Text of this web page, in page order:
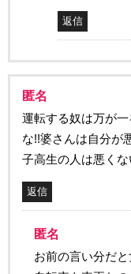
返信
匿名
運転する奴は万が
な!!婆さんは自分が
子高生の人は悪くな
返信
匿名
お前の言い分だ